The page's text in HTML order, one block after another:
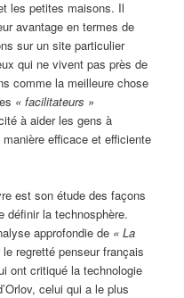
les petites maisons. Il
avantage en termes de
sur un site particulier
qui ne vivent pas près de
comme la meilleure chose
« facilitateurs »
à aider les gens à
efficace et efficiente
est son étude des façons
définir la technosphère.
approfondie de «La
le regretté penseur français
ont critiqué la technologie
celui qui a le plus